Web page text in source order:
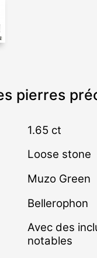
pierres
1.65 ct
Loose stone
Muzo Green
Bellerophon
avec des inclusions
notables